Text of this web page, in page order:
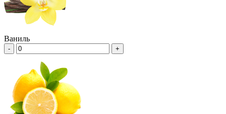
Ваниль
- +